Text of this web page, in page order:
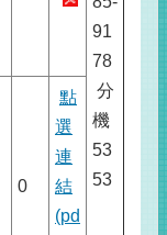
91
78
分
機
53
53
0
點
選
連
結
(pd